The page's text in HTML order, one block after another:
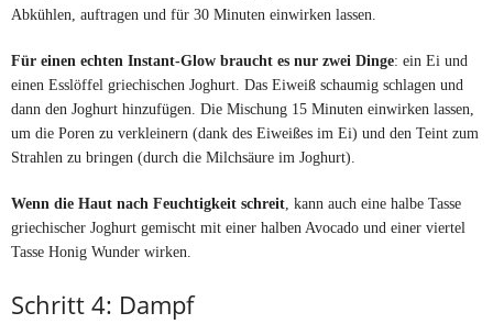
Abkühlen, auftragen und für 30 Minuten einwirken lassen.
Für einen echten Instant-Glow braucht es nur zwei Dinge: ein Ei und
einen Esslöffel griechischen Joghurt. Das Eiweiß schaumig schlagen und
dann den Joghurt hinzufügen. Die Mischung 15 Minuten einwirken lassen,
um die Poren zu verkleinern (dank des Eiweißes im Ei) und den Teint zum
Strahlen zu bringen (durch die Milchsäure im Joghurt).
Wenn die Haut nach Feuchtigkeit schreit , kann auch eine halbe Tasse
griechischer Joghurt gemischt mit einer halben Avocado und einer viertel
Tasse Honig Wunder wirken.
Schritt 4: Dampf